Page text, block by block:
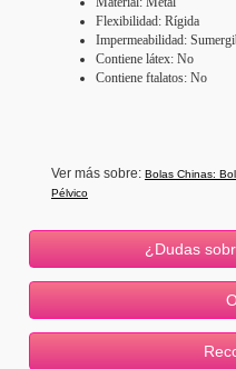
Flexibilidad: Rígida
Impermeabilidad:
Contiene látex: No
Contiene ftalatos: No
Ver más sobre: Bolas Chinas:
Pélvico
¿Dudas